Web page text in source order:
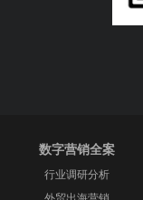
数字营销全案
行业调研分析
外贸出海营销